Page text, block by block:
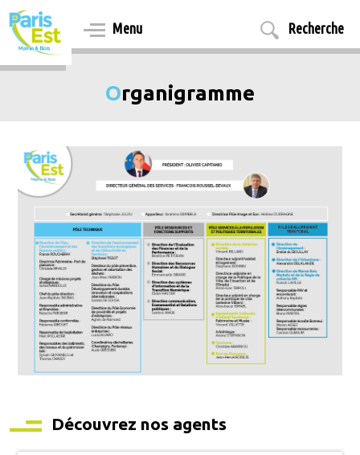
Aller
au
contenu
principal
Menu Recherche
Organigramme
Découvrez nos agents